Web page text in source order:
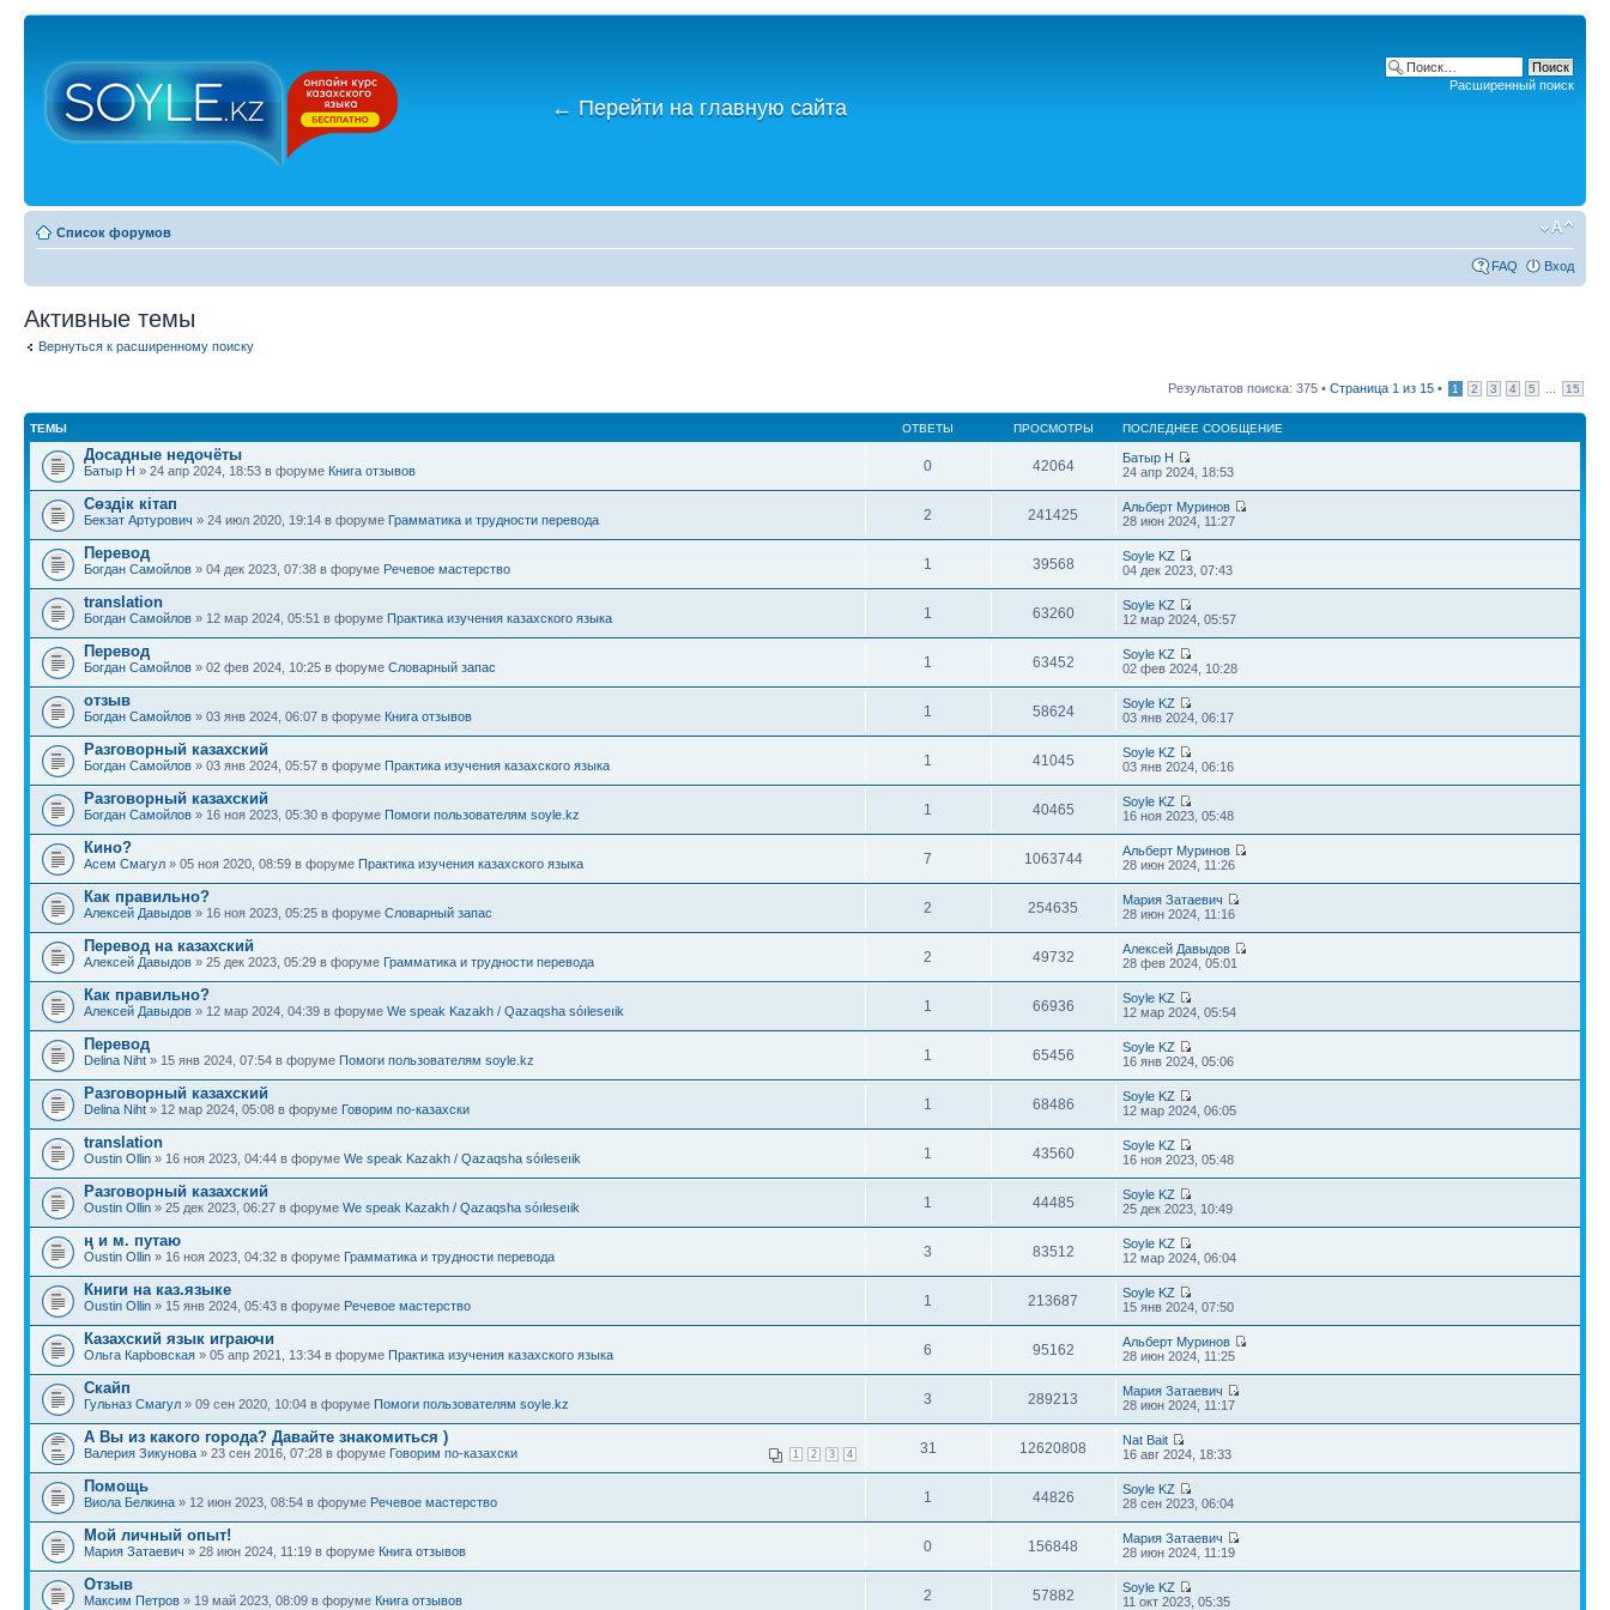
← Перейти на главную сайта
Расширенный поиск
Список форумов
FAQ Вход
Активные темы
Вернуться к расширенному поиску
Результатов поиска: 375 • Страница 1 из 15 • 1 2 3 4 5 15
ТЕМЫ ОТВЕТЫ ПРОСМОТРЫ ПОСЛЕДНЕЕ СООБЩЕНИЕ
Досадные недочёты
Батыр Н » 24 апр 2024, 18:53 в форуме Книга отзывов 0 42064
Батыр Н
24 апр 2024, 18:53
Сөздік кітап
Бекзат Артурович » 24 июл 2020, 19:14 в форуме Грамматика и трудности перевода 2 241425
Альберт Муринов
28 июн 2024, 11:27
Перевод
Богдан Самойлов » 04 дек 2023, 07:38 в форуме Речевое мастерство 1 39568
Soyle KZ
04 дек 2023, 07:43
translation
Богдан Самойлов » 12 мар 2024, 05:51 в форуме Практика изучения казахского языка 1 63260
Soyle KZ
12 мар 2024, 05:57
Перевод
Богдан Самойлов » 02 фев 2024, 10:25 в форуме Словарный запас 1 63452
Soyle KZ
02 фев 2024, 10:28
отзыв
Богдан Самойлов » 03 янв 2024, 06:07 в форуме Книга отзывов 1 58624
Soyle KZ
03 янв 2024, 06:17
Разговорный казахский
Богдан Самойлов » 03 янв 2024, 05:57 в форуме Практика изучения казахского языка 1 41045
Soyle KZ
03 янв 2024, 06:16
Разговорный казахский
Богдан Самойлов » 16 ноя 2023, 05:30 в форуме Помоги пользователям soyle.kz 1 40465
Soyle KZ
16 ноя 2023, 05:48
Кино?
Асем Смагул » 05 ноя 2020, 08:59 в форуме Практика изучения казахского языка 7 1063744
Альберт Муринов
28 июн 2024, 11:26
Как правильно?
Алексей Давыдов » 16 ноя 2023, 05:25 в форуме Словарный запас 2 254635
Мария Затаевич
28 июн 2024, 11:16
Перевод на казахский
Алексей Давыдов » 25 дек 2023, 05:29 в форуме Грамматика и трудности перевода 2 49732
Алексей Давыдов
28 фев 2024, 05:01
Как правильно?
Алексей Давыдов » 12 мар 2024, 04:39 в форуме We speak Kazakh / Qazaqsha sóıleseıik 1 66936
Soyle KZ
12 мар 2024, 05:54
Перевод
Delina Niht » 15 янв 2024, 07:54 в форуме Помоги пользователям soyle.kz 1 65456
Soyle KZ
16 янв 2024, 05:06
Разговорный казахский
Delina Niht » 12 мар 2024, 05:08 в форуме Говорим по-казахски 1 68486
Soyle KZ
12 мар 2024, 06:05
translation
Oustin Ollin » 16 ноя 2023, 04:44 в форуме We speak Kazakh / Qazaqsha sóıleseıik 1 43560
Soyle KZ
16 ноя 2023, 05:48
Разговорный казахский
Oustin Ollin » 25 дек 2023, 06:27 в форуме We speak Kazakh / Qazaqsha sóıleseıik 1 44485
Soyle KZ
25 дек 2023, 10:49
ң и м. путаю
Oustin Ollin » 16 ноя 2023, 04:32 в форуме Грамматика и трудности перевода 3 83512
Soyle KZ
12 мар 2024, 06:04
Книги на каз.языке
Oustin Ollin » 15 янв 2024, 05:43 в форуме Речевое мастерство 1 213687
Soyle KZ
15 янв 2024, 07:50
Казахский язык играючи
Ольга Карbовская » 05 апр 2021, 13:34 в форуме Практика изучения казахского языка 6 95162
Альберт Муринов
28 июн 2024, 11:25
Скайп
Гульназ Смагул » 09 сен 2020, 10:04 в форуме Помоги пользователям soyle.kz 3 289213
Мария Затаевич
28 июн 2024, 11:17
А Вы из какого города? Давайте знакомиться )
1 2 3 4
Валерия Зикунова » 23 сен 2016, 07:28 в форуме Говорим по-казахски 31 12620808
Nat Bait
16 авг 2024, 18:33
Помощь
Виола Белкина » 12 июн 2023, 08:54 в форуме Речевое мастерство 1 44826
Soyle KZ
28 сен 2023, 06:04
Мой личный опыт!
Мария Затаевич » 28 июн 2024, 11:19 в форуме Книга отзывов 0 156848
Мария Затаевич
28 июн 2024, 11:19
Отзыв
Максим Петров » 19 май 2023, 08:09 в форуме Книга отзывов 2 57882
Soyle KZ
11 окт 2023, 05:35